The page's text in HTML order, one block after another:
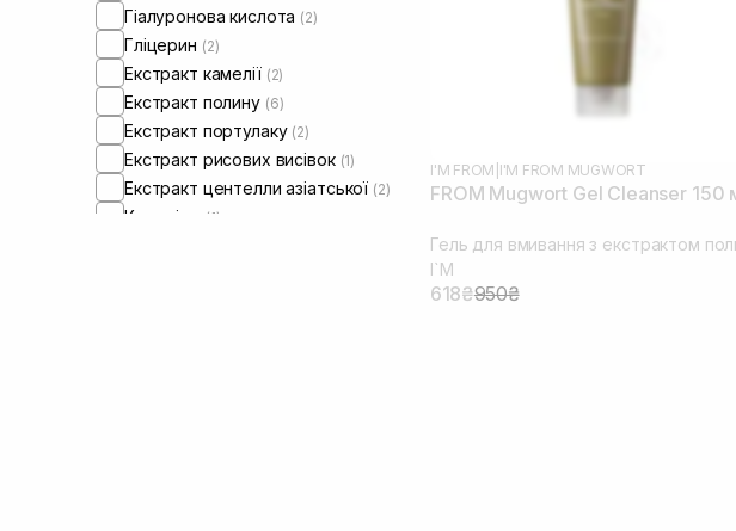
обличчя(+1)
Гіалуронова кислота (2)
Гліцерин (2)
Екстракт камелії (2)
Екстракт полину (6)
Екстракт портулаку (2)
Екстракт рисових висівок (1)
Екстракт центелли азіатської (2)
Кераміди (1)
I'M FROM I'M FROM MUGWORT
FROM Mugwort Gel Cleanser 150
Гель для вмивання з екстрактом
I`M
618₴950₴